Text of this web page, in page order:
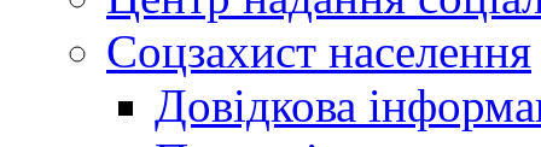
Соцзахист населення
Довідкова